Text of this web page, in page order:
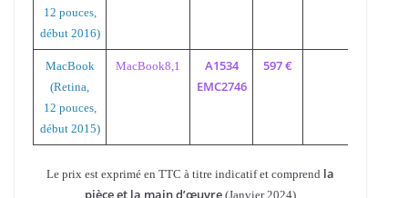
12 pouces,
début 2016)
MacBook
(Retina,
12 pouces,
début 2015)
MacBook8,1
A1534
EMC2746
597 €
Le prix est exprimé en TTC à titre indicatif et comprend la
pièce et la main d’œuvre (Janvier 2024)